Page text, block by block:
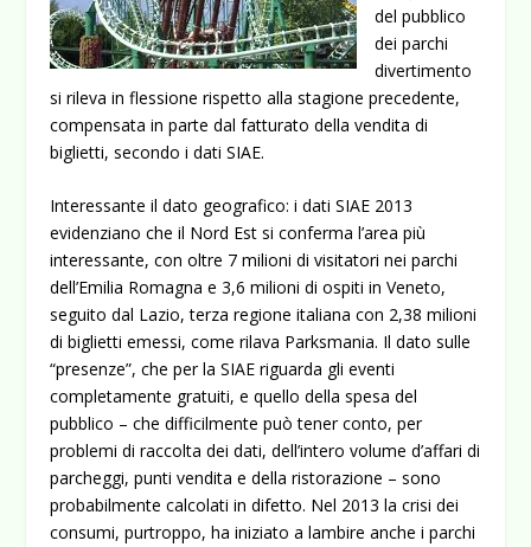
del pubblico
dei parchi
divertimento
si rileva in flessione rispetto alla stagione precedente,
compensata in parte dal fatturato della vendita di
biglietti, secondo i dati SIAE.
Interessante il dato geografico: i dati SIAE 2013
evidenziano che il Nord Est si conferma l’area più
interessante, con oltre 7 milioni di visitatori nei parchi
dell’Emilia Romagna e 3,6 milioni di ospiti in Veneto,
seguito dal Lazio, terza regione italiana con 2,38 milioni
di biglietti emessi, come rilava Parksmania. Il dato sulle
“presenze”, che per la SIAE riguarda gli eventi
completamente gratuiti, e quello della spesa del
pubblico – che difficilmente può tener conto, per
problemi di raccolta dei dati, dell’intero volume d’affari di
parcheggi, punti vendita e della ristorazione – sono
probabilmente calcolati in difetto. Nel 2013 la crisi dei
consumi, purtroppo, ha iniziato a lambire anche i parchi